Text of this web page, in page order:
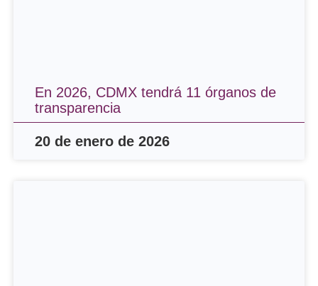
En 2026, CDMX tendrá 11 órganos de
transparencia
20 de enero de 2026